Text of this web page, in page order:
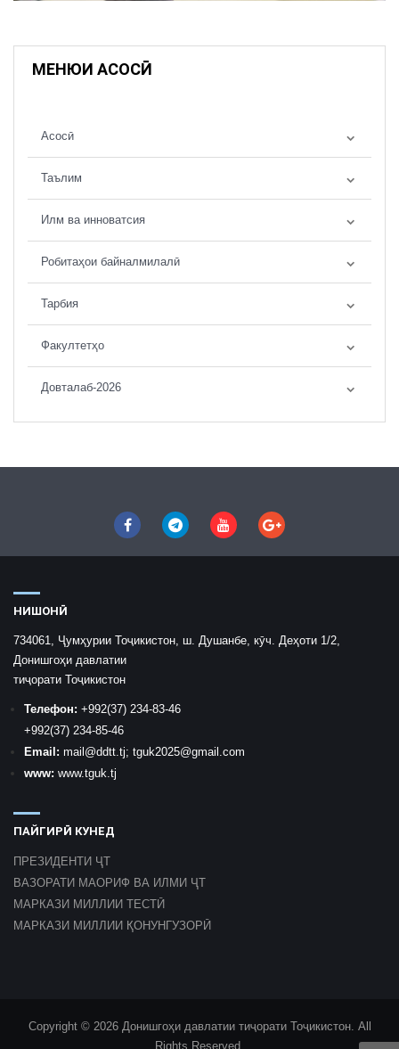
МЕНЮИ АСОСӢ
Асосӣ
Таълим
Илм ва инноватсия
Робитаҳои байналмилалӣ
Тарбия
Факултетҳо
Довталаб-2026
НИШОНӢ
734061, Ҷумҳурии Тоҷикистон, ш. Душанбе, кӯч. Деҳоти 1/2,
Донишгоҳи давлатии
тиҷорати Тоҷикистон
Телефон: +992(37) 234-83-46
+992(37) 234-85-46
Email: mail@ddtt.tj; tguk2025@gmail.com
www: www.tguk.tj
ПАЙГИРӢ КУНЕД
ПРЕЗИДЕНТИ ҶТ
ВАЗОРАТИ МАОРИФ ВА ИЛМИ ҶТ
МАРКАЗИ МИЛЛИИ ТЕСТӢ
МАРКАЗИ МИЛЛИИ ҚОНУНГУЗОРӢ
Copyright © 2026 Донишгоҳи давлатии тиҷорати Тоҷикистон. All
Rights Reserved